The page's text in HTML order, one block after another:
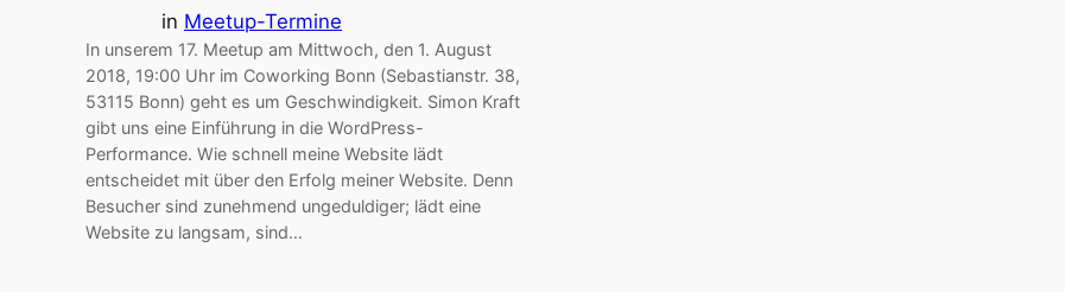
in Meetup-Termine
In unserem 17. Meetup am Mittwoch, den 1. August
2018, 19:00 Uhr im Coworking Bonn (Sebastianstr. 38,
53115 Bonn) geht es um Geschwindigkeit. Simon Kraft
gibt uns eine Einführung in die WordPress-
Performance. Wie schnell meine Website lädt
entscheidet mit über den Erfolg meiner Website. Denn
Besucher sind zunehmend ungeduldiger; lädt eine
Website zu langsam, sind…